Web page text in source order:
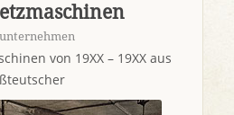
von 19XX – 19XX aus